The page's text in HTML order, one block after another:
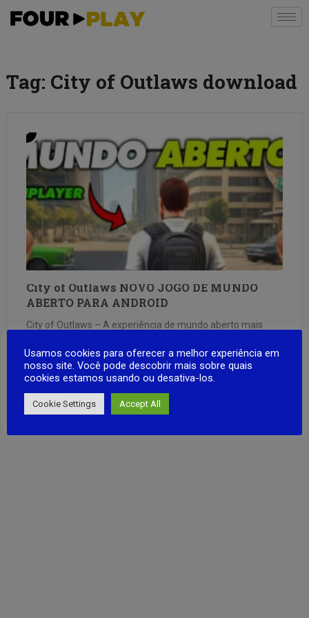
Tag: City of Outlaws download
City of Outlaws NOVO JOGO DE MUNDO
ABERTO PARA ANDROID
City of Outlaws – A experiência de mundo aberto mais
experiência de jogo móvel de mundo aberto! Através dos
desafiantes modos PvP e PvE, você mergulhará em um
operações secretas …
FULL ARTICLE
Usamos cookies para oferecer a melhor experiência em
nosso site. Você pode descobrir mais sobre quais
cookies estamos usando ou desativa-los.
Cookie Settings Accept All